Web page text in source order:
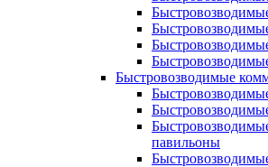
Быстровозводимые
павильоны